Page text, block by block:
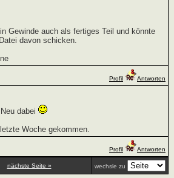
Gewinde auch als fertiges Teil und könnte
davon schicken.
Profil
Antworten
dabei
Woche gekommen.
Profil Antworten
nächste Seite » wechsle zu